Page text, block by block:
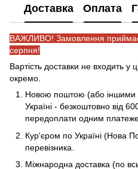
Доставка Оплата
ВАЖЛИВО! Замовлення
серпня!
Вартість доставки не входить у
окремо.
Новою поштою (або іншими
Україні - безкоштовно від
передоплати одним
Кур'єром по Україні (Нова
перевізника.
Міжнародна доставка (по